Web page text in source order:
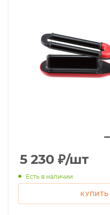
5 230 ₽/шт
Есть в наличии
КУПИТЬ